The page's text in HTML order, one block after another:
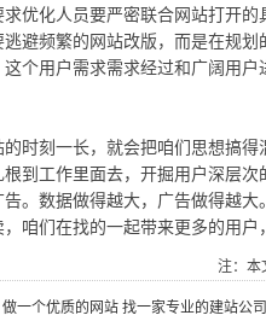
求优化人员要严密联合网站打开
逃避频繁的网站改版，而是在规
这个用户需求需求经过和广阔用
刻一长，就会把咱们思想搞得
到工作里面去，开掘用户深层
告。数据做得越大，广告做得越
咱们在找的一起带来更多的用户
注：本
做一个优质的网站 找一家专业的建站公司